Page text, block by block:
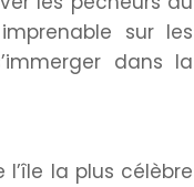
sur les
dans la
la plus célèbre